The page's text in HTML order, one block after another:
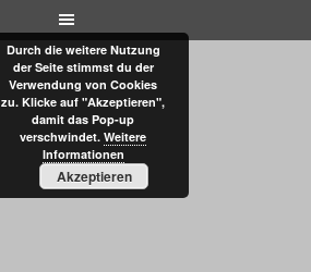
Durch die weitere Nutzung
der Seite stimmst du der
Verwendung von Cookies
zu. Klicke auf "Akzeptieren",
damit das Pop-up
verschwindet. Weitere
Informationen
Akzeptieren